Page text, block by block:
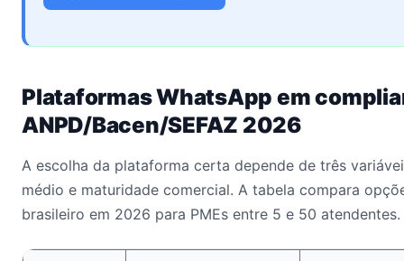
Plataformas WhatsApp em
ANPD/Bacen/SEFAZ 2026
A escolha da plataforma certa depende de três
médio e maturidade comercial. A tabela compara
brasileiro em 2026 para PMEs entre 5 e 50 atendentes.